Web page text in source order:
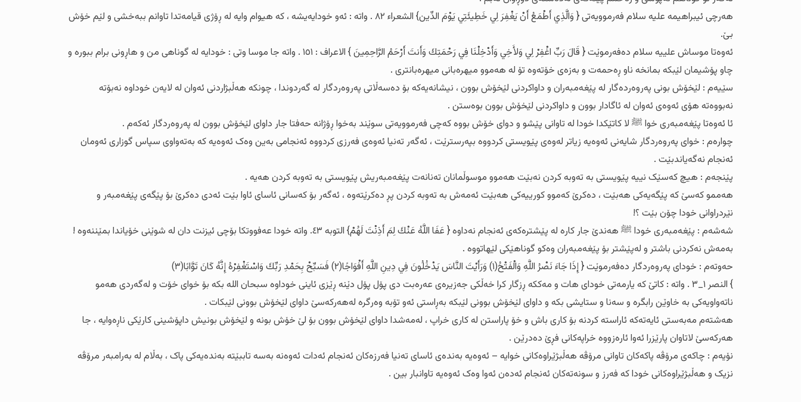
هەرچی ئیبراهیمە علیە سلام فەرموویەتی { وَالَّذِي أَطْمَعُ أَنْ يَغْفِرَ لِي خَطِيئَتِي يَوْمَ الدِّين} الشعراء ٨٢ . واتە : ئەو خودایەیشە ، کە هیوام وایە لە ڕۆژی قیامەتدا تاوانم ببەخشی و لێم خۆش
بێ.
ئەوەتا موساش علییە سلام دەفەرموێت { قَالَ رَبِّ اغْفِرْ لِي وَلأَخِي وَأَدْخِلْنَا فِي رَحْمَتِكَ وَأَنتَ أَرْحَمُ الرَّاحِمِينَ } الاعراف : ١٥١ . واتە جا موسا وتی : خودایە لە گوناهی من و هاڕونی برام ببورە و
چاو پۆشیمان لێبکە بمانخە ناو ڕەحمەت و بەزەی خۆتەوە تۆ لە هەموو میهرەبانی میهرەبانتری .
سێیەم : لێخۆش بونی پەروەردەگار لە پێغەمبەران و داواکردنی لێخۆش بوون ، نیشانەیەکە بۆ دەسەڵاتی پەروەردگار لە گەردوندا ، چونکە هەڵبژاردنی ئەوان لە لایەن خوداوە نەبۆتە
نەبووەتە هۆی ئەوەی ئەوان لە ئاگادار بوون و داواکردنی لێخۆش بوون بوەستن .
ئا ئەوەتا پێغەمبەری خوا ﷺ لا کاتێکدا خودا لە تاوانی پێشو و دوای خۆش بووە کەچی فەرموویەتی سوێند بەخوا ڕۆژانە حەفتا جار داوای لێخۆش بوون لە پەروەردگار ئەکەم .
چوارەم : خوای پەروەردگار شایەنی ئەوەیە زیاتر لەوەی پێویستی کردووە بپەرسترێت ، ئەگەر تەنیا ئەوەی فەرزی کردووە ئەنجامی بەین وەک ئەوەیە کە بەتەواوی سپاس گوزاری ئەومان
ئەنجام نەگەیاندبێت .
پێنجەم : هیچ کەسێک نییە پێویستی بە تەوبە کردن نەبێت هەموو موسوڵمانان تەنانەت پێغەمبەریش پێویستی بە تەوبە کردن هەیە .
هەممو کەسێ کە پێگەیەکی هەبێت ، دەکرێ کەموو کورییەکی هەبێت ئەمەش بە تەوبە کردن پڕ دەکرێتەوە ، ئەگەر بۆ کەسانی ئاسای ئاوا بێت ئەدی دەکرێ بۆ پێگەی پێغەمبەر و
نێردراوانی خودا چۆن بێت ؟!
شەشەم : پێغەمبەری خودا ﷺ هەندێ جار کارە لە پێشترەکەی ئەنجام نەداوە { عَفَا اللَّهُ عَنْكَ لِمَ أَذِنْتَ لَهُمْ} التوبە ٤٣. واتە خودا عەفووتکا بۆچی ئیزنت دان لە شوێنی خۆیاندا بمێننەوە !
بەمەش نەکردنی باشتر و لەپێشتر بۆ پێغەمبەران وەکو گوناهێکی لێهاتووە .
حەوتەم : خودای پەروەردگار دەفەرموێت { إِذَا جَاءَ نَصْرُ اللَّهِ وَالْفَتْحُ(۱) وَرَأَيْتَ النَّاسَ يَدْخُلُونَ فِي دِينِ اللَّهِ أَفْوَاجًا(۲) فَسَبِّحْ بِحَمْدِ رَبِّكَ وَاسْتَغْفِرْهُ إِنَّهُ كَانَ تَوَّابًا(۳)
} النصر ١_٣ . واتە : کاتێ کە یارمەتی خودای هات و مەککە ڕزگار کرا خەڵکی جەزیرەی عەرەبت دی پۆل پۆل دێنە ڕێزی ئاینی خوداوە سبحان اللە بکە بۆ خوای خۆت و لەگەردی هەمو
ناتەواویەکی بە خاوێن رابگرە و سەنا و ستایشی بکە و داوای لێخۆش بوونی لێبکە بەڕاستی ئەو تۆبە وەرگرە لەهەرکەسێ داوای لێخۆش بوونی لێبکات .
هەشتەم مەبەستی ئایەتەکە ئاراستە کردنە بۆ کاری باش و خۆ پاراستن لە کاری خراپ ، لەمەشدا داوای لێخۆش بوون بۆ لێ خۆش بونە و لێخۆش بونیش داپۆشینی کارێکی ناڕەوایە ، جا
هەرکەسێ لاتاوان پارێزرا ئەوا ئارەزووە خراپەکانی فڕێ دەدرێن .
نۆیەم : چاکەی مرۆڤە پاکەکان تاوانی مرۆڤە هەڵبژێراوەکانی خوایە – ئەوەیە بەندەی ئاسای تەنیا فەرزەکان ئەنجام ئەدات ئەوەنە بەسە تاببێتە بەندەیەکی پاک ، بەڵام لە بەرامبەر مرۆڤە
نزیک و هەڵبژێراوەکانی خودا کە فەرز و سونەتەکان ئەنجام ئەدەن ئەوا وەک ئەوەیە تاوانبار بین .